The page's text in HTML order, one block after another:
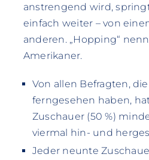
anstrengend wird,
einfach weiter – von
anderen. „Hopping“
Amerikaner.
Von allen Befragten,
ferngesehen haben,
Zuschauer (50 %)
viermal hin- und
Jeder neunte